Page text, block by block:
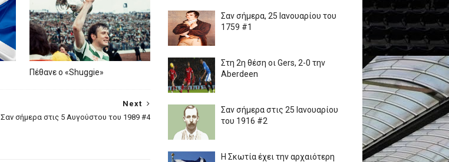
Πέθανε ο «Shuggie»
Next
Σαν σήμερα στις 5 Αυγούστου του 1989 #4
Σαν σήμερα, 25 Ιανουαρίου του
1759 #1
Στη 2η θέση οι Gers, 2-0 την
Aberdeen
Σαν σήμερα στις 25 Ιανουαρίου
του 1916 #2
Η Σκωτία έχει την αρχαιότερη